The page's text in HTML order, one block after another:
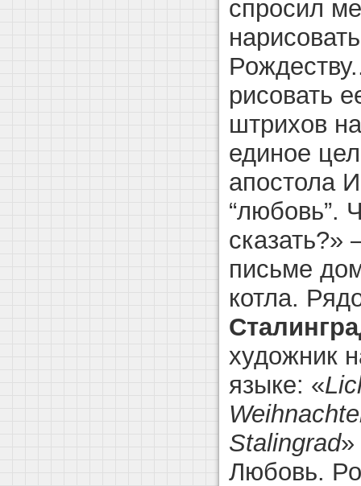
спросил
рисовать
штрихов
единое
апостола
“любовь”.
письме
котла.
художник
языке: «
Stalingrad»
Любовь.